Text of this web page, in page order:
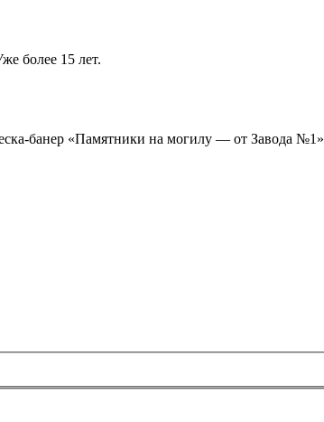
более 15 лет.
банер «Памятники на могилу — от Завода №1»